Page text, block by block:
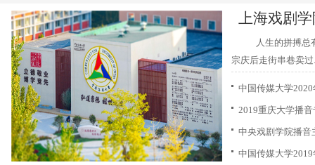
上海戏剧
人生的拼搏总
宗庆后走街串巷卖过
中国传媒大学
2019重庆大学播
中央戏剧学院播音
中国传媒大学